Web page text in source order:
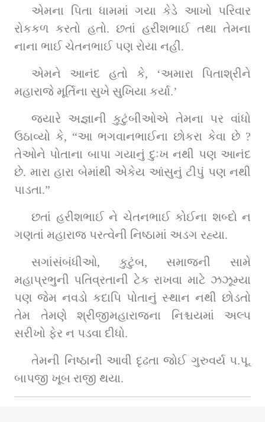
એમના પિતા ધામમાં ગયા કેડે આખો પરિવાર
રોકકળ કરતો હતો. છતાં હરીશભાઈ તથા તેમના
નાના ભાઈ ચેતનભાઈ પણ રોયા નહીં.
એમને આનંદ હતો કે, ‘અમારા પિતાશ્રીને
મહારાજે મૂર્તિના સુખે સુખિયા કર્યા.’
જ્યારે અજ્ઞાની કુટુંબીઓએ તેમના પર વાંધો
ઉઠાવ્યો કે, “આ ભગવાનભાઈના છોકરા કેવા છે ?
તેઓને પોતાના બાપા ગયાનું દુઃખ નથી પણ આનંદ
છે. મારા હારા બેમાંથી એકેય આંસુનું ટીપું પણ નથી
પાડતા.”
છતાં હરીશભાઈ ને ચેતનભાઈ કોઈના શબ્દો ન
ગણતાં મહારાજ પરત્વેની નિષ્ઠામાં અડગ રહ્યા.
સગાંસંબંધીઓ, કુટુંબ, સમાજની સામે
મહાપ્રભુની પતિવ્રતાની ટેક રાખવા માટે ઝઝૂમ્યા
પણ જેમ નવડો કદાપિ પોતાનું સ્થાન નથી છોડતો
તેમ તેમણે શ્રીજીમહારાજના નિશ્ચયમાં અલ્પ
સરીખો ફેર ન પડવા દીધો.
તેમની નિષ્ઠાની આવી દૃઢતા જોઈ ગુરુવર્ય પ.પૂ.
બાપજી ખૂબ રાજી થયા.